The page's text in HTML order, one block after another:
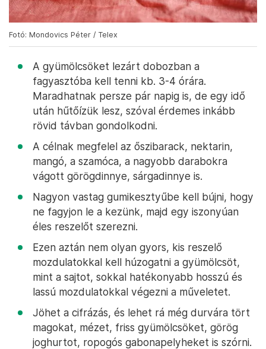
Fotó: Mondovics Péter / Telex
A gyümölcsöket lezárt dobozban a
fagyasztóba kell tenni kb. 3-4 órára.
Maradhatnak persze pár napig is, de egy idő
után hűtőízük lesz, szóval érdemes inkább
rövid távban gondolkodni.
A célnak megfelel az őszibarack, nektarin,
mangó, a szamóca, a nagyobb darabokra
vágott görögdinnye, sárgadinnye is.
Nagyon vastag gumikesztyűbe kell bújni, hogy
ne fagyjon le a kezünk, majd egy iszonyúan
éles reszelőt szerezni.
Ezen aztán nem olyan gyors, kis reszelő
mozdulatokkal kell húzogatni a gyümölcsöt,
mint a sajtot, sokkal hatékonyabb hosszú és
lassú mozdulatokkal végezni a műveletet.
Jöhet a cifrázás, és lehet rá még durvára tört
magokat, mézet, friss gyümölcsöket, görög
joghurtot, ropogós gabonapelyheket is szórni.